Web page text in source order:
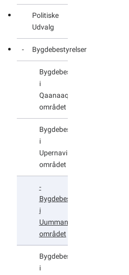
inden
for
parti
og
uden
parti
Valgret
- Kan
stemme
til
folketingsvalget
?
Inatsisartut
2025
Politiske
Udvalg
Bygdebestyrelser
Bygdebestyrelsen
i
Qaanaaq
området
Bygdebestyrelsen
i
Upernavik
området
Bygdebestyrelsen
i
Uummannaq
området
Bygdebestyrelsen
i